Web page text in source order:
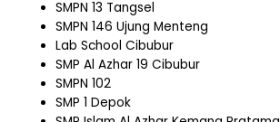
SMPN 13 Tangsel
SMPN 146 Ujung Menteng
Lab School Cibubur
SMP Al Azhar 19 Cibubur
SMPN 102
SMP 1 Depok